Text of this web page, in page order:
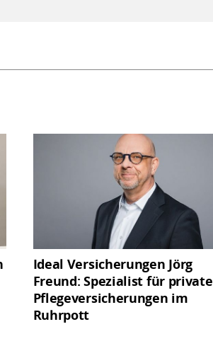
Ideal Versicherungen Jörg
Freund: Spezialist für private
Pflegeversicherungen im
Ruhrpott